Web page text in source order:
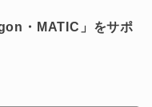
・MATIC」をサポ